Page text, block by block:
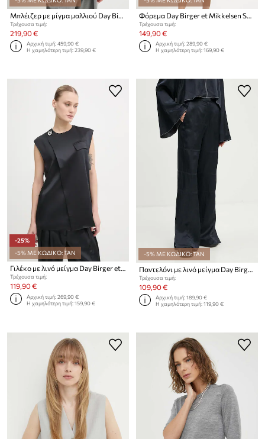
Τρέχουσα τιμή:
219,90 €
Αρχική τιμή:459,90 €
Η χαμηλότερη τιμή:239,90 €
Τρέχουσα τιμή:
149,90 €
Αρχική τιμή:289,90 €
Η χαμηλότερη τιμή:169,90 €
-25%
-5% ΜΕ ΚΩΔΙΚΟ: TAN
Γιλέκο με λινό μείγμα Day Birger et Mikkelsen Marlin
Τρέχουσα τιμή:
119,90 €
Αρχική τιμή:269,90 €
Η χαμηλότερη τιμή:159,90 €
-5% ΜΕ ΚΩΔΙΚΟ: TAN
Τρέχουσα τιμή:
109,90 €
Αρχική τιμή:189,90 €
Η χαμηλότερη τιμή:119,90 €